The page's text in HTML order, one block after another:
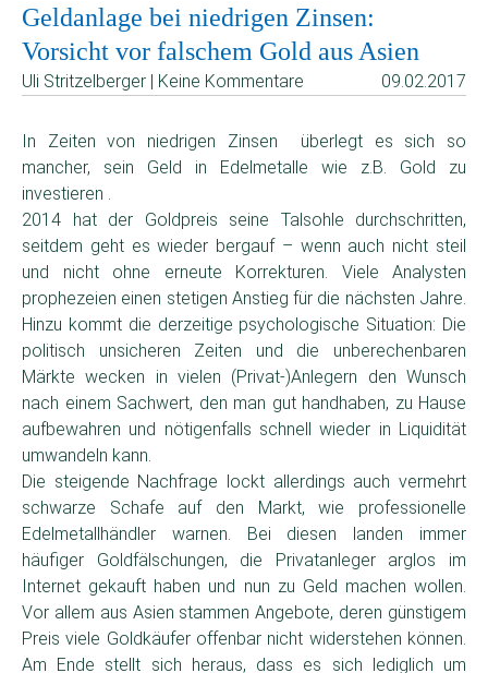
Geldanlage bei niedrigen Zinsen:
Vorsicht vor falschem Gold aus Asien
Uli Stritzelberger | Keine Kommentare 09.02.2017
In Zeiten von niedrigen Zinsen überlegt es sich so
mancher, sein Geld in Edelmetalle wie z.B. Gold zu
investieren .
2014 hat der Goldpreis seine Talsohle durchschritten,
seitdem geht es wieder bergauf – wenn auch nicht steil
und nicht ohne erneute Korrekturen. Viele Analysten
prophezeien einen stetigen Anstieg für die nächsten Jahre.
Hinzu kommt die derzeitige psychologische Situation: Die
politisch unsicheren Zeiten und die unberechenbaren
Märkte wecken in vielen (Privat-)Anlegern den Wunsch
nach einem Sachwert, den man gut handhaben, zu Hause
aufbewahren und nötigenfalls schnell wieder in Liquidität
umwandeln kann.
Die steigende Nachfrage lockt allerdings auch vermehrt
schwarze Schafe auf den Markt, wie professionelle
Edelmetallhändler warnen. Bei diesen landen immer
häufiger Goldfälschungen, die Privatanleger arglos im
Internet gekauft haben und nun zu Geld machen wollen.
Vor allem aus Asien stammen Angebote, deren günstigem
Preis viele Goldkäufer offenbar nicht widerstehen können.
Am Ende stellt sich heraus, dass es sich lediglich um